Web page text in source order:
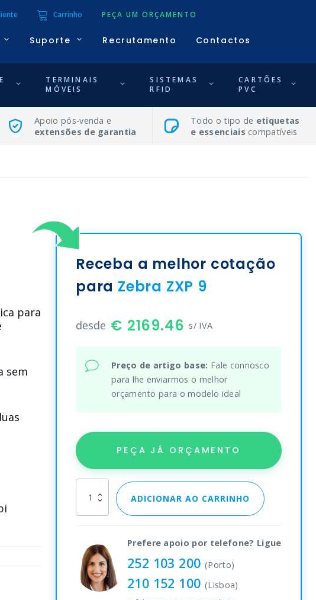
Carrinho PEÇA UM ORÇAMENTO
Suporte Recrutamento Contactos
TERMINAIS
MÓVEIS
SISTEMAS
RFID
CARTÕES
PVC
Apoio pós-venda e
extensões de garantia
Todo o tipo de etiquetas
e essenciais compatíveis
para
sem
Receba a melhor cotação
para Zebra ZXP 9
desde 2169.46 s/ IVA
Preço de artigo base: Fale connosco
para lhe enviarmos o melhor
orçamento para o modelo ideal
PEÇA JÁ ORÇAMENTO
ADICIONAR AO CARRINHO
Prefere apoio por telefone? Ligue
252 103 200 (Porto)
210 152 100 (Lisboa)